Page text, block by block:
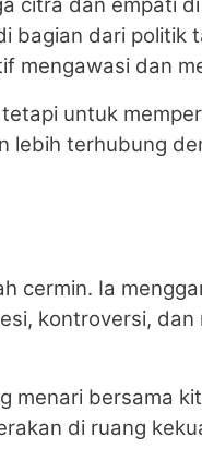
citra dan empati
bagian dari politik
mengawasi dan
untuk
lebih terhubung
cermin. Ia
kontroversi, dan
bersama
di ruang